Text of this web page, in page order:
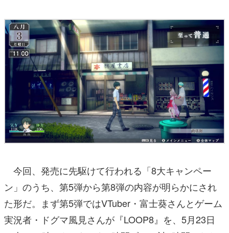
今回、発売に先駆けて行われる「8大キャンペー
ン」のうち、第5弾から第8弾の内容が明らかにされ
た形だ。まず第5弾ではVTuber・富士葵さんとゲーム
実況者・ドグマ風見さんが『LOOP8』を、5月23日